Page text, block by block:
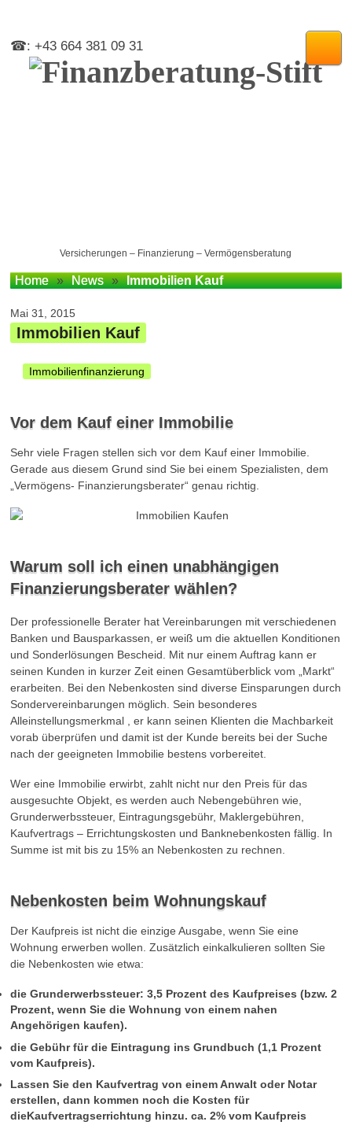
☎: +43 664 381 09 31
Versicherungen – Finanzierung – Vermögensberatung
Home » News » Immobilien Kauf
Mai 31, 2015
Immobilien Kauf
Immobilienfinanzierung
Vor dem Kauf einer Immobilie
Sehr viele Fragen stellen sich vor dem Kauf einer Immobilie.
Gerade aus diesem Grund sind Sie bei einem Spezialisten, dem
„Vermögens- Finanzierungsberater“ genau richtig.
Warum soll ich einen unabhängigen
Finanzierungsberater wählen?
Der professionelle Berater hat Vereinbarungen mit verschiedenen
Banken und Bausparkassen, er weiß um die aktuellen Konditionen
und Sonderlösungen Bescheid. Mit nur einem Auftrag kann er
seinen Kunden in kurzer Zeit einen Gesamtüberblick vom „Markt“
erarbeiten. Bei den Nebenkosten sind diverse Einsparungen durch
Sondervereinbarungen möglich. Sein besonderes
Alleinstellungsmerkmal , er kann seinen Klienten die Machbarkeit
vorab überprüfen und damit ist der Kunde bereits bei der Suche
nach der geeigneten Immobilie bestens vorbereitet.
Wer eine Immobilie erwirbt, zahlt nicht nur den Preis für das
ausgesuchte Objekt, es werden auch Nebengebühren wie,
Grunderwerbssteuer, Eintragungsgebühr, Maklergebühren,
Kaufvertrags – Errichtungskosten und Banknebenkosten fällig. In
Summe ist mit bis zu 15% an Nebenkosten zu rechnen.
Nebenkosten beim Wohnungskauf
Der Kaufpreis ist nicht die einzige Ausgabe, wenn Sie eine
Wohnung erwerben wollen. Zusätzlich einkalkulieren sollten Sie
die Nebenkosten wie etwa:
die Grunderwerbssteuer: 3,5 Prozent des Kaufpreises (bzw. 2
Prozent, wenn Sie die Wohnung von einem nahen
Angehörigen kaufen).
die Gebühr für die Eintragung ins Grundbuch (1,1 Prozent
vom Kaufpreis).
Lassen Sie den Kaufvertrag von einem Anwalt oder Notar
erstellen, dann kommen noch die Kosten für
dieKaufvertragserrichtung hinzu. ca. 2% vom Kaufpreis